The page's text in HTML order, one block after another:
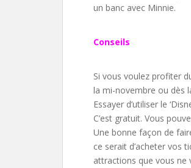
un banc avec Minnie.
Conseils
Si vous voulez profiter
la mi-novembre ou dès
Essayer d’utiliser le
C’est gratuit. Vous
Une bonne façon de
ce serait d’acheter vos
attractions que vous ne